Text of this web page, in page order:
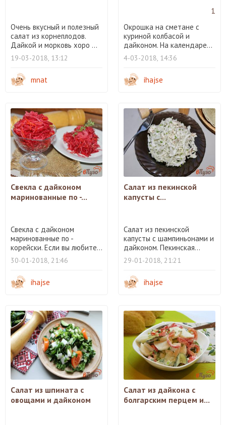
Очень вкусный и полезный
салат из корнеплодов.
Дайкой и морковь хоро ...
19-03-2018, 13:12
mnat
1
Окрошка на сметане с
куриной колбасой и
дайконом. На календаре...
4-03-2018, 14:36
ihajse
Свекла с дайконом
маринованные по -...
Свекла с дайконом
маринованные по -
корейски. Если вы любите...
30-01-2018, 21:46
ihajse
Салат из пекинской
капусты с...
Салат из пекинской
капусты с шампиньонами и
дайконом. Пекинская...
29-01-2018, 21:21
ihajse
Салат из шпината с
овощами и дайконом
Салат из дайкона с
болгарским перцем и...